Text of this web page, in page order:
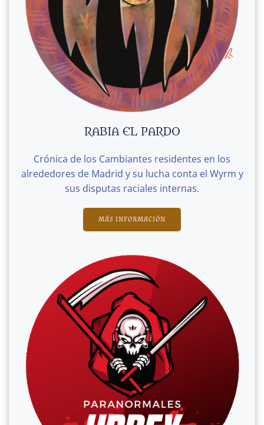
RABIA EL PARDO
Crónica de los Cambiantes residentes en los
alrededores de Madrid y su lucha conta el Wyrm y
sus disputas raciales internas.
MÁS INFORMACIÓN